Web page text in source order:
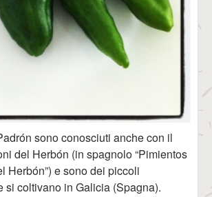
sono conosciuti anche con il
del Herbón (in spagnolo “Pimientos
Herbón”) e sono dei piccoli
si coltivano in Galicia (Spagna).